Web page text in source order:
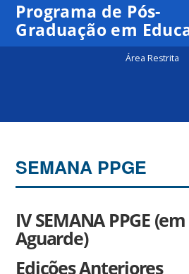
Programa de Pós-
Graduação em
Área Restrita
SEMANA PPGE
IV SEMANA PPGE
Aguarde)
Edições Anteriores